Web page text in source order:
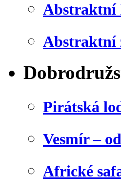
Abstraktní
Abstraktní
Pirátská
Vesmír –
Africké